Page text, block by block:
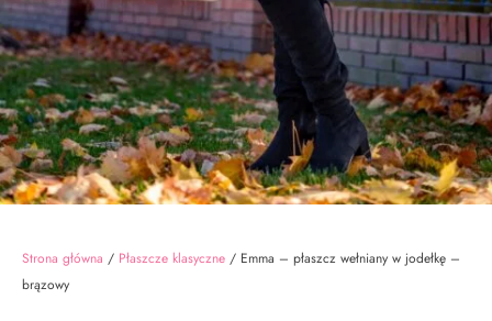
Strona główna / Płaszcze klasyczne / Emma – płaszcz wełniany w jodełkę –
brązowy